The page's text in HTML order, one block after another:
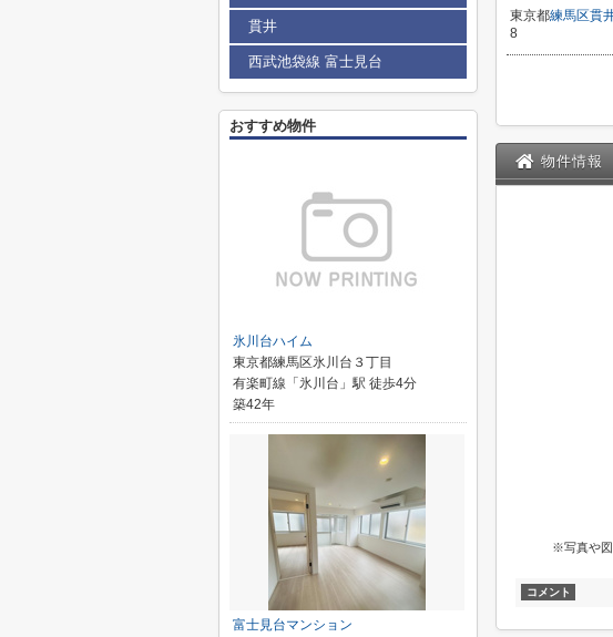
東京都練馬区貫
8
物件情報
※写真や図
コメント
貫井
西武池袋線 富士見台
おすすめ物件
氷川台ハイム
東京都練馬区氷川台３丁目
有楽町線「氷川台」駅 徒歩4分
築42年
富士見台マンション